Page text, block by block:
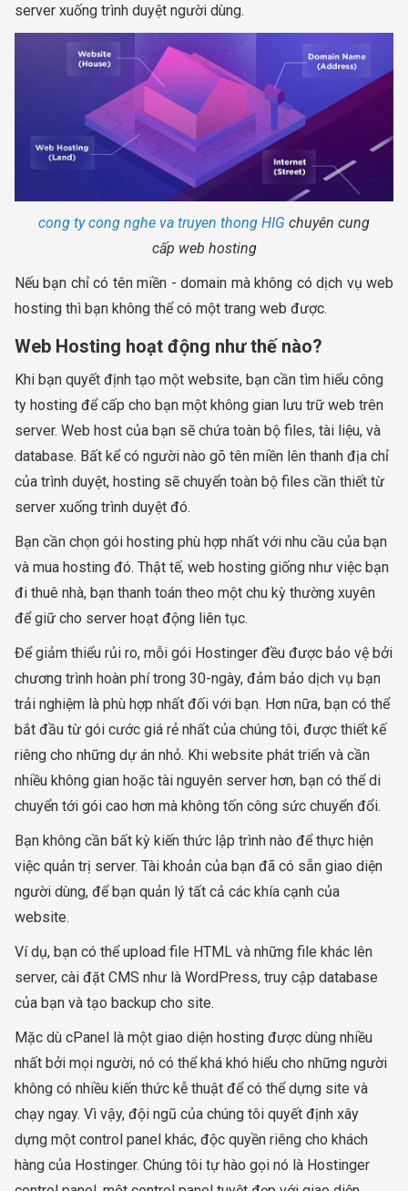
server xuống trình duyệt người dùng.
cong ty cong nghe va truyen thong HIG chuyên cung
cấp web hosting
Nếu bạn chỉ có tên miền - domain mà không có dịch vụ web
hosting thì bạn không thể có một trang web được.
Web Hosting hoạt động như thế nào?
Khi bạn quyết định tạo một website, bạn cần tìm hiểu công
ty hosting để cấp cho bạn một không gian lưu trữ web trên
server. Web host của bạn sẽ chứa toàn bộ files, tài liệu, và
database. Bất kể có người nào gõ tên miền lên thanh địa chỉ
của trình duyệt, hosting sẽ chuyển toàn bộ files cần thiết từ
server xuống trình duyệt đó.
Bạn cần chọn gói hosting phù hợp nhất với nhu cầu của bạn
và mua hosting đó. Thật tế, web hosting giống như việc bạn
đi thuê nhà, bạn thanh toán theo một chu kỳ thường xuyên
để giữ cho server hoạt động liên tục.
Để giảm thiểu rủi ro, mỗi gói Hostinger đều được bảo vệ bởi
chương trình hoàn phí trong 30-ngày, đảm bảo dịch vụ bạn
trải nghiệm là phù hợp nhất đối với bạn. Hơn nữa, bạn có thể
bắt đầu từ gói cước giá rẻ nhất của chúng tôi, được thiết kế
riêng cho những dự án nhỏ. Khi website phát triển và cần
nhiều không gian hoặc tài nguyên server hơn, bạn có thể di
chuyển tới gói cao hơn mà không tốn công sức chuyển đổi.
Bạn không cần bất kỳ kiến thức lập trình nào để thực hiện
việc quản trị server. Tài khoản của bạn đã có sẵn giao diện
người dùng, để bạn quản lý tất cả các khía cạnh của
website.
Ví dụ, bạn có thể upload file HTML và những file khác lên
server, cài đặt CMS như là WordPress, truy cập database
của bạn và tạo backup cho site.
Mặc dù cPanel là một giao diện hosting được dùng nhiều
nhất bởi mọi người, nó có thể khá khó hiểu cho những người
không có nhiều kiến thức kễ thuật để có thể dựng site và
chạy ngay. Vì vậy, đội ngũ của chúng tôi quyết định xây
dựng một control panel khác, độc quyền riêng cho khách
hàng của Hostinger. Chúng tôi tự hào gọi nó là Hostinger